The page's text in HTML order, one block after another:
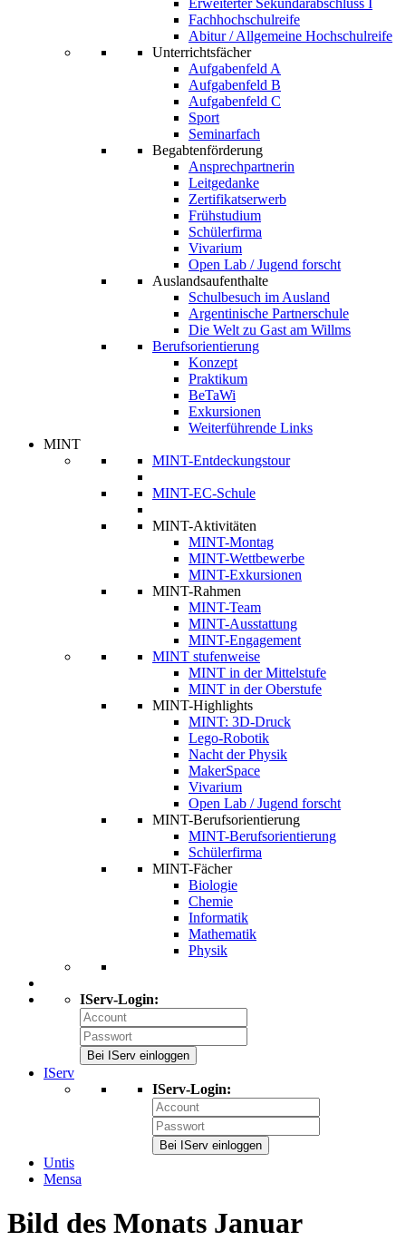
Erweiterter Sekundarabschluss I
Fachhochschulreife
Abitur / Allgemeine Hochschulreife
Unterrichtsfächer
Aufgabenfeld A
Aufgabenfeld B
Aufgabenfeld C
Sport
Seminarfach
Begabtenförderung
Ansprechpartnerin
Leitgedanke
Zertifikatserwerb
Frühstudium
Schülerfirma
Vivarium
Open Lab / Jugend forscht
Auslandsaufenthalte
Schulbesuch im Ausland
Argentinische Partnerschule
Die Welt zu Gast am Willms
Berufsorientierung
Konzept
Praktikum
BeTaWi
Exkursionen
Weiterführende Links
MINT
MINT-Entdeckungstour
MINT-EC-Schule
MINT-Aktivitäten
MINT-Montag
MINT-Wettbewerbe
MINT-Exkursionen
MINT-Rahmen
MINT-Team
MINT-Ausstattung
MINT-Engagement
MINT stufenweise
MINT in der Mittelstufe
MINT in der Oberstufe
MINT-Highlights
MINT: 3D-Druck
Lego-Robotik
Nacht der Physik
MakerSpace
Vivarium
Open Lab / Jugend forscht
MINT-Berufsorientierung
MINT-Berufsorientierung
Schülerfirma
MINT-Fächer
Biologie
Chemie
Informatik
Mathematik
Physik
IServ-Login:
Bei IServ einloggen
IServ
IServ-Login:
Bei IServ einloggen
Untis
Mensa
Bild des Monats Januar